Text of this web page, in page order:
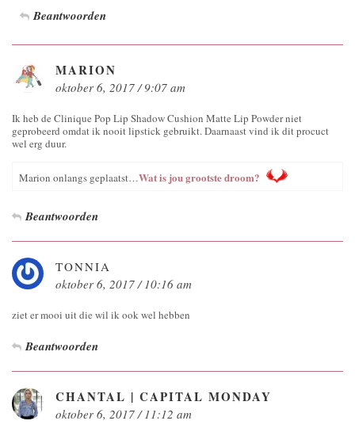
Beantwoorden
MARION
oktober 6, 2017 / 9:07 am
Ik heb de Clinique Pop Lip Shadow Cushion Matte Lip Powder niet
geprobeerd omdat ik nooit lipstick gebruikt. Daarnaast vind ik dit procuct
wel erg duur.
Marion onlangs geplaatst…Wat is jou grootste droom?
Beantwoorden
TONNIA
oktober 6, 2017 / 10:16 am
ziet er mooi uit die wil ik ook wel hebben
Beantwoorden
CHANTAL | CAPITAL MONDAY
oktober 6, 2017 / 11:12 am